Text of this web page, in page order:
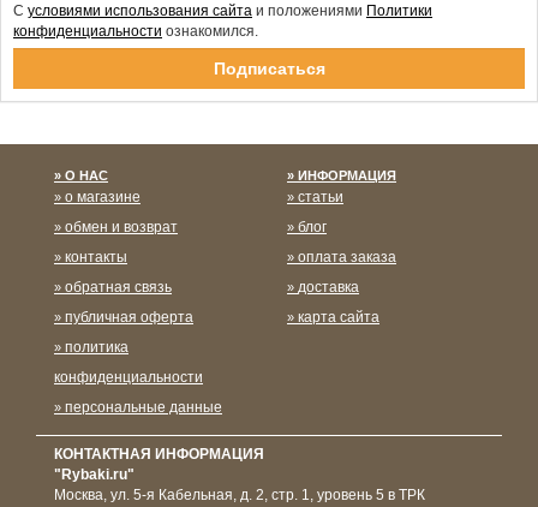
С условиями использования сайта и положениями Политики
конфиденциальности ознакомился.
Спасибо за подписку!
О НАС
о магазине
обмен и возврат
контакты
обратная связь
публичная оферта
политика
конфиденциальности
персональные данные
ИНФОРМАЦИЯ
статьи
блог
оплата заказа
доставка
карта сайта
КОНТАКТНАЯ ИНФОРМАЦИЯ
"Rybaki.ru"
Москва, ул. 5-я Кабельная, д. 2, стр. 1, уровень 5 в ТРК